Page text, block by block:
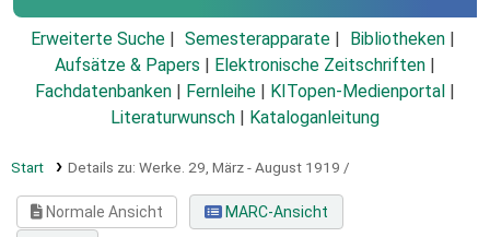
Erweiterte Suche Semesterapparate
Bibliotheken
Aufsätze & Papers
Elektronische Zeitschriften
Fachdatenbanken
Fernleihe KITopen-Medienportal
Literaturwunsch
Kataloganleitung
Start Details zu: Werke. 29, März - August 1919 /
Normale Ansicht
MARC-Ansicht